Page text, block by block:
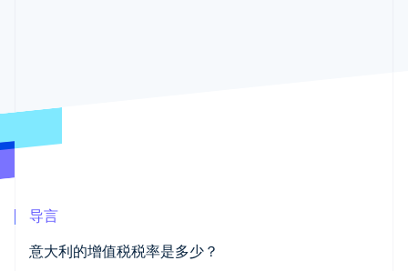
碳移除
Stripe Sessions 2026
导言
意大利的增值税税率是多少？